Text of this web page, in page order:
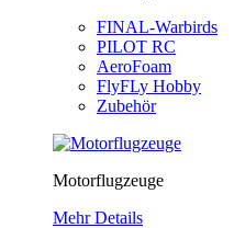
FINAL-Warbirds
PILOT RC
AeroFoam
FlyFLy Hobby
Zubehör
Motorflugzeuge
Mehr Details